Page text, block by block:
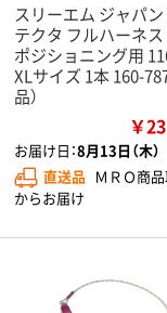
スリーエム ジャパン
テクタ フルハーネス
ポジショニング用
XLサイズ 1本 160-
品）
￥
お届け日：8月13日（木）
直送品 ＭＲＯ商
からお届け